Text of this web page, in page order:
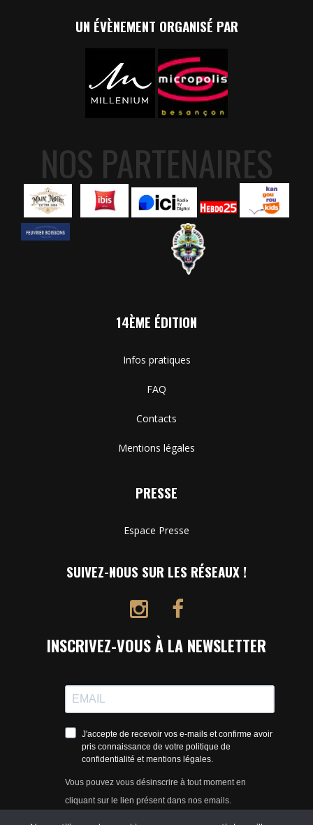
UN ÉVÈNEMENT ORGANISÉ PAR
NOS PARTENAIRES
14ÈME ÉDITION
Infos pratiques
FAQ
Contacts
Mentions légales
PRESSE
Espace Presse
SUIVEZ-NOUS SUR LES RÉSEAUX !
INSCRIVEZ-VOUS À LA NEWSLETTER
J'accepte de recevoir vos e-mails et confirme avoir
pris connaissance de votre politique de
confidentialité et mentions légales.
Vous pouvez vous désinscrire à tout moment en
cliquant sur le lien présent dans nos emails.